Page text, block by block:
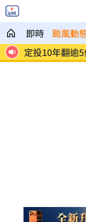
即時 颱風動
物
定投10年翻逾
位！